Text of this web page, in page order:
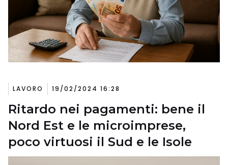
LAVORO 19/02/2024 16:28
Ritardo nei pagamenti: bene il
Nord Est e le microimprese,
poco virtuosi il Sud e le Isole